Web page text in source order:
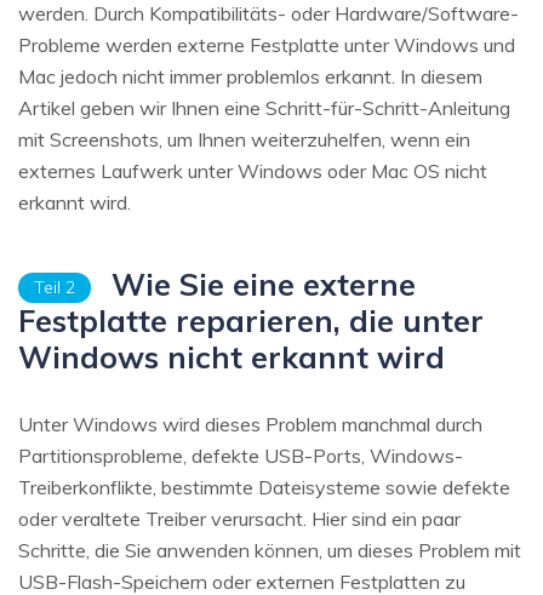
werden. Durch Kompatibilitäts- oder Hardware/Software-
Probleme werden externe Festplatte unter Windows und
Mac jedoch nicht immer problemlos erkannt. In diesem
Artikel geben wir Ihnen eine Schritt-für-Schritt-Anleitung
mit Screenshots, um Ihnen weiterzuhelfen, wenn ein
externes Laufwerk unter Windows oder Mac OS nicht
erkannt wird.
Teil 2
Wie Sie eine externe
Festplatte reparieren, die unter
Windows nicht erkannt wird
Unter Windows wird dieses Problem manchmal durch
Partitionsprobleme, defekte USB-Ports, Windows-
Treiberkonflikte, bestimmte Dateisysteme sowie defekte
oder veraltete Treiber verursacht. Hier sind ein paar
Schritte, die Sie anwenden können, um dieses Problem mit
USB-Flash-Speichern oder externen Festplatten zu